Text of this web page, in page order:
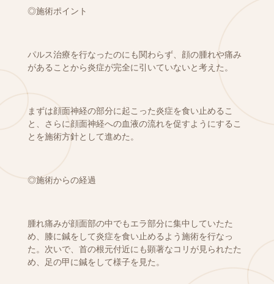
◎施術ポイント
パルス治療を行なったのにも関わらず、顔の腫れや痛み
があることから炎症が完全に引いていないと考えた。
まずは顔面神経の部分に起こった炎症を食い止めるこ
と、さらに顔面神経への血液の流れを促すようにするこ
とを施術方針として進めた。
◎施術からの経過
腫れ痛みが顔面部の中でもエラ部分に集中していたた
め、膝に鍼をして炎症を食い止めるよう施術を行なっ
た。次いで、首の根元付近にも顕著なコリが見られたた
め、足の甲に鍼をして様子を見た。